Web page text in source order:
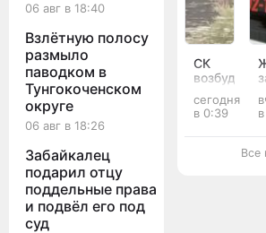
06 авг в 18:40
Взлётную полосу
размыло
паводком в
Тунгокоченском
округе
06 авг в 18:26
Забайкалец
подарил отцу
поддельные права
и подвёл его под
суд
СК
возбудил
после
гибели
двух
подростков
сегодня
в 0:39
в
Все